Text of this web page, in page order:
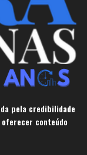
pela credibilidade
conteúdo